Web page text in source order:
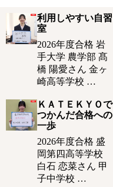
利用しやすい自習
室
2026年度合格 岩
手大学 農学部 髙
橋 陽愛さん 金ヶ
崎高等学校 …
ＫＡＴＥＫＹＯで
つかんだ合格への
一歩
2026年度合格 盛
岡第四高等学校
白石 恋菜さん 甲
子中学校 …